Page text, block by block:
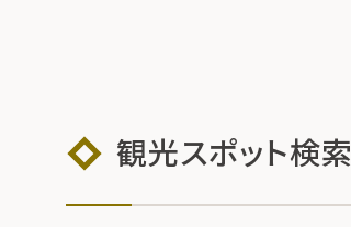
観光スポット検索